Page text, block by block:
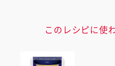
このレシピに使